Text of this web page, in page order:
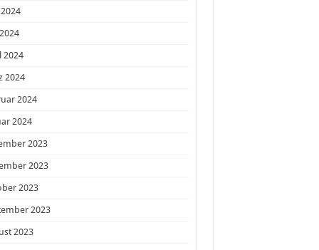
2024
2024
2024
2024
2023
2023
2023
2023
2023